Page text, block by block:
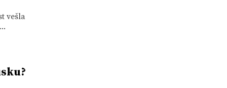
vešla